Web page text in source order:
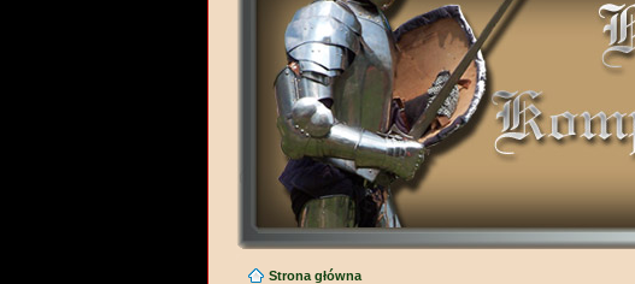
Strona główna